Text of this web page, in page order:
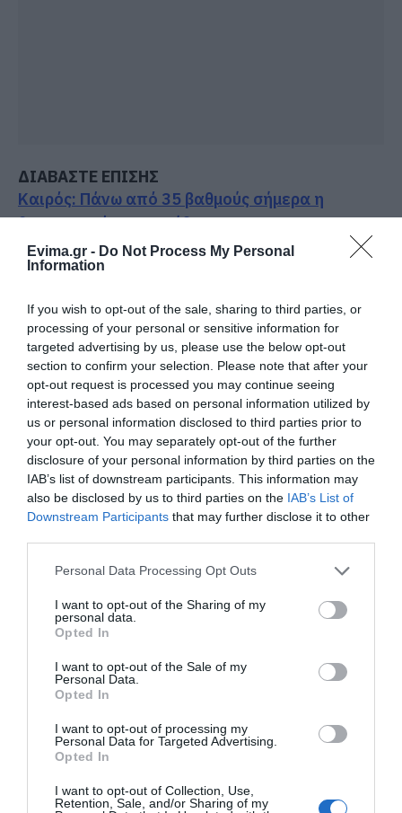
Evima.gr - Do Not Process My Personal
Information
If you wish to opt-out of the sale, sharing to third parties, or
processing of your personal or sensitive information for
targeted advertising by us, please use the below opt-out
section to confirm your selection. Please note that after your
opt-out request is processed you may continue seeing
interest-based ads based on personal information utilized by
us or personal information disclosed to third parties prior to
your opt-out. You may separately opt-out of the further
disclosure of your personal information by third parties on the
IAB’s list of downstream participants. This information may
also be disclosed by us to third parties on the IAB’s List of
Downstream Participants that may further disclose it to other
Please note that this website/app uses one or more Google
not limited to your visit or usage behaviour. You may click to
grant or deny consent to Google and its third-party tags to
use your data for below specified purposes in below Google
consent section.
Personal Data Processing Opt Outs
I want to opt-out of the Sharing of my
personal data.
Opted In
I want to opt-out of the Sale of my
Personal Data.
Opted In
I want to opt-out of processing my
Personal Data for Targeted Advertising.
Opted In
I want to opt-out of Collection, Use,
Retention, Sale, and/or Sharing of my
ΔΙΑΒΑΣΤΕ ΕΠΙΣΗΣ
Καιρός: Πάνω από 35 βαθμούς σήμερα η
θερμοκρασία στην Εύβοια
Έρχεται ισχυρό κύμα ζέστης: Πότε η
Καιρός: Ανεβαίνει από σήμερα ο υδράργυρος
στην Εύβοια! Επιμένουν τα μποφόρ
Καιρός: Θα βράσει σήμερα η Εύβοια- Πάνω από
35 βαθμούς η θερμοκρασία- Πόσα μποφόρ θα
έχει
Ακολουθήστε το evima.gr στοGoogle News
Διαβάστε όλες τιςειδήσεις για την Εύβοια
Διαβάστε όλες τιςτελευταίες ειδήσειςγια την
Ελλάδακαι τον Κόσμοστοevima.gr
TAGS: #KAIROS ΒΡΟΧΕΣ
ΕΙΔΗΣΕΙΣ ΕΥΒΟΙΑ
ΕΥΒΟΙΑ
ΝΕΑ
ΡΟΗ ΕΙΔΗΣΕΩΝ
Δελφίνια κολυμπούν δίπλα σε
07.08.2026 | 11:30
Συναγερμός στην Εύβοια: Στιγμές